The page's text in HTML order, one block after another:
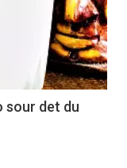
sour det du